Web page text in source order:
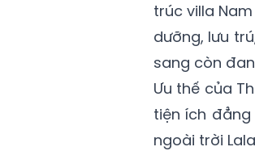
trúc villa
dưỡng, lưu
sang còn
Ưu thế của
tiện ích
ngoài trời